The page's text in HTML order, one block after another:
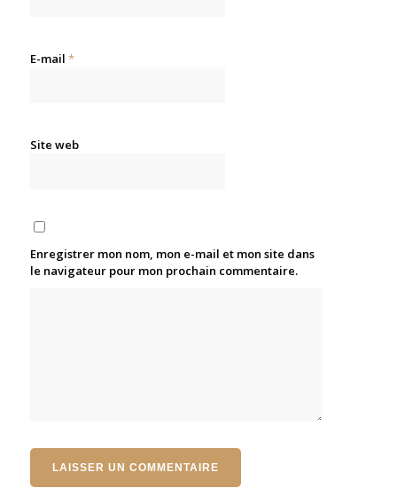
E-mail *
Site web
Enregistrer mon nom, mon e-mail et mon site dans
le navigateur pour mon prochain commentaire.